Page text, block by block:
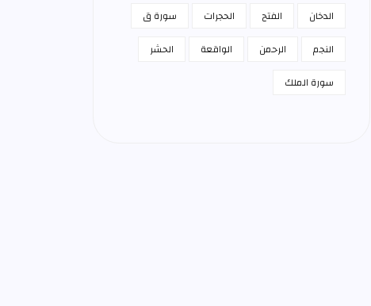
الدخان
الفتح الحجرات
سورة ق
النجم
الرحمن الواقعة
الحشر
سورة الملك